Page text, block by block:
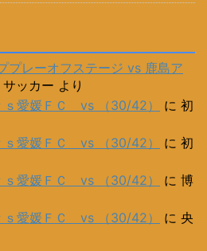
プレーオフステージ vs 鹿島ア
サッカー より
ｓ愛媛ＦＣ vs （30/42）
に 初
ｓ愛媛ＦＣ vs （30/42）
に 初
ｓ愛媛ＦＣ vs （30/42）
に 博
ｓ愛媛ＦＣ vs （30/42）
に 央